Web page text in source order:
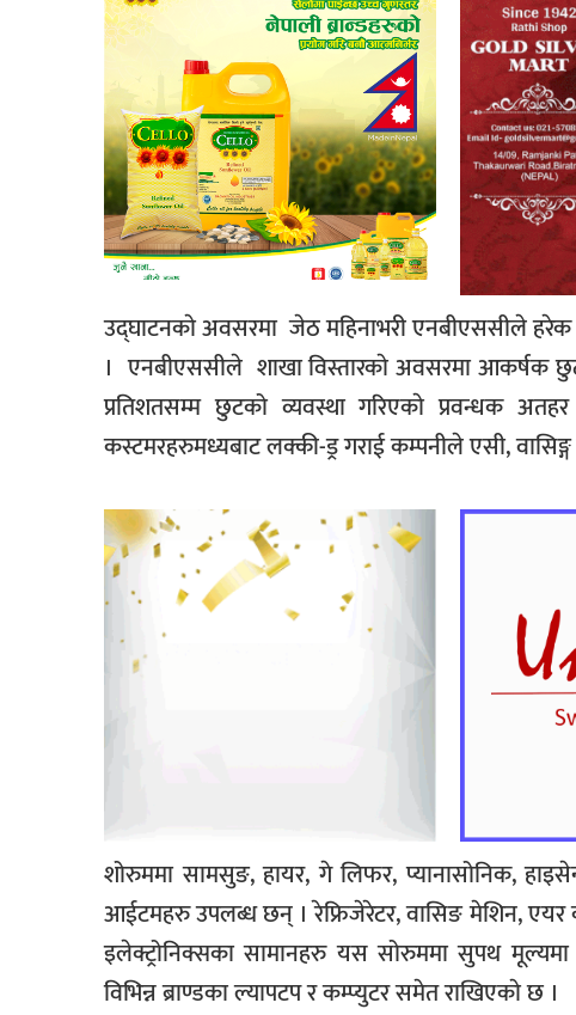
उद्घाटनकाे अवसरमा जेठ महिनाभरी एनबीएससीले
। एनबीएससीले शाखा विस्तारकाे अवसरमा आकर्षक
प्रतिशतसम्म छुटको व्यवस्था गरिएकाे प्रवन्धक
कस्टमरहरुमध्यबाट लक्की-ड्र गराई कम्पनीले एसी,
शोरुममा सामसुङ, हायर, गे लिफर, प्यानासोनिक,
आईटमहरु उपलब्ध छन् । रेफ्रिजेरेटर, वासिङ मेशिन,
इलेक्ट्रोनिक्सका सामानहरु यस सोरुममा सुपथ
विभिन्न ब्राण्डका ल्यापटप र कम्प्युटर समेत राखिएकाे छ ।